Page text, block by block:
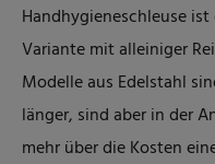
Handhygieneschleuse
Variante mit alleiniger
Modelle aus Edelstahl
länger, sind aber in der
mehr über die Kosten